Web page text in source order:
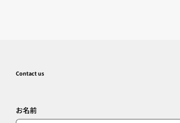
お名前
Contact us